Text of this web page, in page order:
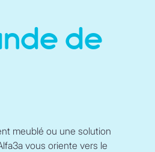
de
meublé ou une solution
vous oriente vers le